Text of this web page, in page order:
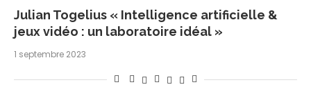
Julian Togelius « Intelligence artificielle &
jeux vidéo : un laboratoire idéal »
1 septembre 2023